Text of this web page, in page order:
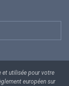
et utilisée pour votre
européen sur